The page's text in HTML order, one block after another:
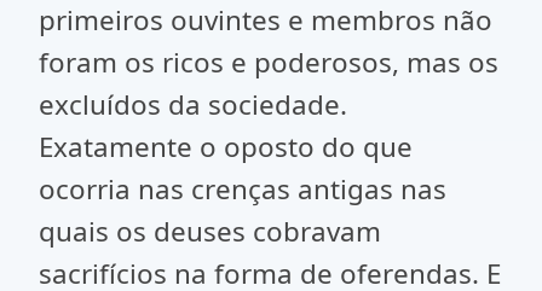
primeiros ouvintes e membros não
foram os ricos e poderosos, mas os
excluídos da sociedade.
Exatamente o oposto do que
ocorria nas crenças antigas nas
quais os deuses cobravam
sacrifícios na forma de oferendas. E